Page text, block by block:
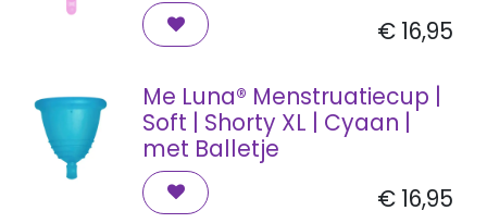
€ 16,95
Me Luna® Menstruatiecup |
Soft | Shorty XL | Cyaan |
met Balletje
€ 16,95